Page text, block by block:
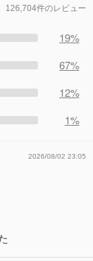
126,704件のレビュー
19%
67%
12%
1%
2026/08/02 23:05